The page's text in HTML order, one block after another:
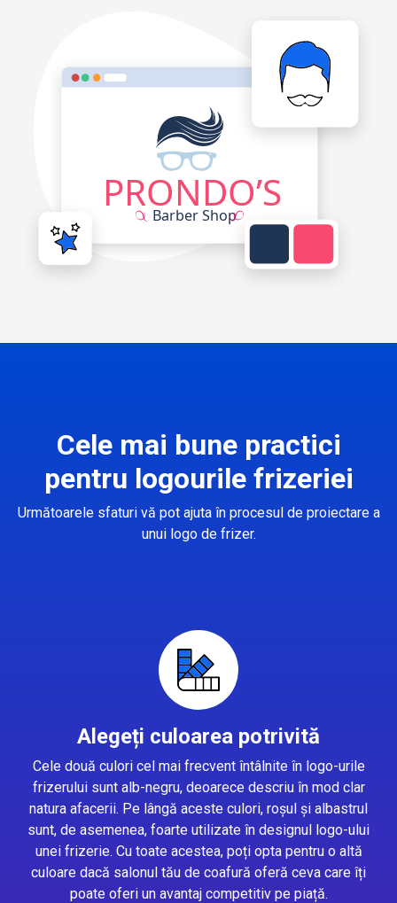
Cele mai bune practici
pentru logourile frizeriei
Următoarele sfaturi vă pot ajuta în procesul de proiectare a
unui logo de frizer.
Alegeți culoarea potrivită
Cele două culori cel mai frecvent întâlnite în logo-urile
frizerului sunt alb-negru, deoarece descriu în mod clar
natura afacerii. Pe lângă aceste culori, roșul și albastrul
sunt, de asemenea, foarte utilizate în designul logo-ului
unei frizerie. Cu toate acestea, poți opta pentru o altă
culoare dacă salonul tău de coafură oferă ceva care îți
poate oferi un avantaj competitiv pe piață.